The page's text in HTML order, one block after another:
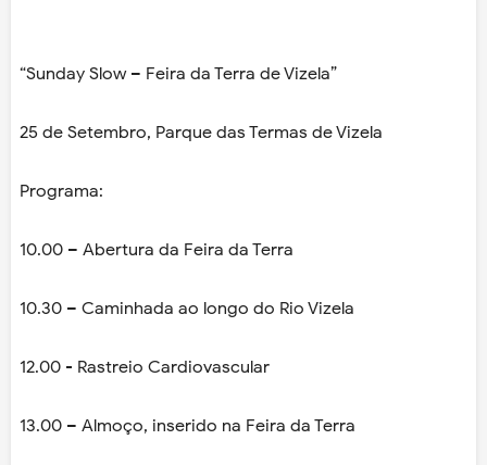
“Sunday Slow – Feira da Terra de Vizela”
­­­­­­­­25 de Setembro, Parque das Termas de Vizela
Programa:
10.00 – Abertura da Feira da Terra
10.30 – Caminhada ao longo do Rio Vizela
12.00 - Rastreio Cardiovascular
13.00 – Almoço, inserido na Feira da Terra